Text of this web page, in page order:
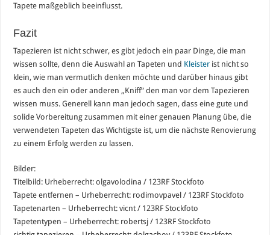
Tapete maßgeblich beeinflusst.
Fazit
Tapezieren ist nicht schwer, es gibt jedoch ein paar Dinge, die man
wissen sollte, denn die Auswahl an Tapeten und Kleister ist nicht so
klein, wie man vermutlich denken möchte und darüber hinaus gibt
es auch den ein oder anderen „Kniff“ den man vor dem Tapezieren
wissen muss.Generell kann man jedoch sagen, dass eine gute und
solide Vorbereitung zusammen mit einer genauen Planung übe, die
verwendeten Tapeten das Wichtigste ist, um die nächste Renovierung
zu einem Erfolg werden zu lassen.
Bilder:
Titelbild: Urheberrecht: olgavolodina / 123RF Stockfoto
Tapete entfernen – Urheberrecht: rodimovpavel / 123RF Stockfoto
Tapetenarten – Urheberrecht: vicnt / 123RF Stockfoto
Tapetentypen – Urheberrecht: robertsj / 123RF Stockfoto